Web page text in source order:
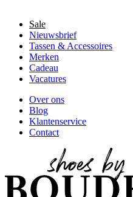
Sale
Nieuwsbrief
Tassen & Accessoires
Merken
Cadeau
Vacatures
Over ons
Blog
Klantenservice
Contact